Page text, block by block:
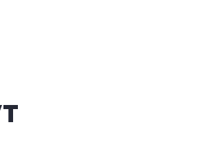
«Журавль,
в сказке и
комический эффект: